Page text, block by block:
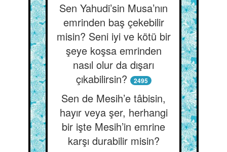
Sen Yahudi’sin Musa’nın
emrinden baş çekebilir
misin? Seni iyi ve kötü bir
şeye koşsa emrinden
nasıl olur da dışarı
çıkabilirsin?
2495
Sen de Mesih’e tâbisin,
hayır veya şer, herhangi
bir işte Mesih’in emrine
karşı durabilir misin?